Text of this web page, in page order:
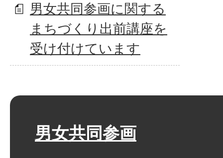
男女共同参画に関する
まちづくり出前講座を
受け付けています
男女共同参画